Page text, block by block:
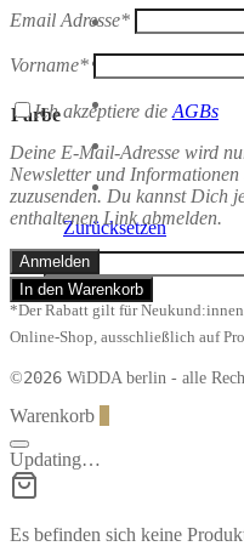
Farbe
Zurücksetzen
Kette
Collier
KREISE
von
Ruby
Tuesday
In den Warenkorb
Email Adresse*
Vorname*
Ich akzeptiere die AGBs
Deine E-Mail-Adresse wird
Newsletter und
zuzusenden. Du kannst Dich
enthaltenen Link abmelden.
*Der Rabatt gilt für
Online-Shop, ausschließlich auf
©2026 WiDDA berlin - alle
Warenkorb
Updating…
Es befinden sich keine